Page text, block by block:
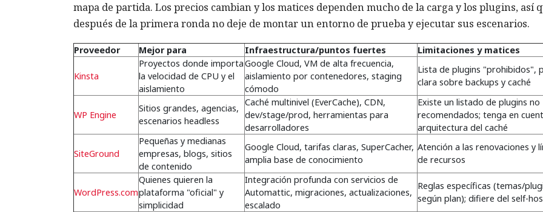
mapa de partida. Los precios cambian y los matices dependen mucho de la carga y los plugins, así
después de la primera ronda no deje de montar un entorno de prueba y ejecutar sus escenarios.
Proveedor Mejor para Infraestructura/puntos fuertes Limitaciones y matices
Kinsta
Proyectos donde importa
la velocidad de CPU y el
aislamiento
Google Cloud, VM de alta frecuencia,
aislamiento por contenedores, staging
cómodo
Lista de plugins "prohibidos",
clara sobre backups y caché
WP Engine
Sitios grandes, agencias,
escenarios headless
Caché multinivel (EverCache), CDN,
dev/stage/prod, herramientas para
desarrolladores
Existe un listado de plugins no
recomendados; tenga en
arquitectura del caché
SiteGround
Pequeñas y medianas
empresas, blogs, sitios
de contenido
Google Cloud, tarifas claras, SuperCacher,
amplia base de conocimiento
Atención a las renovaciones y
de recursos
WordPress.com
Quienes quieren la
plataforma "oficial" y
simplicidad
Integración profunda con servicios de
Automattic, migraciones, actualizaciones,
escalado
Reglas específicas (temas/
según plan); difiere del self-